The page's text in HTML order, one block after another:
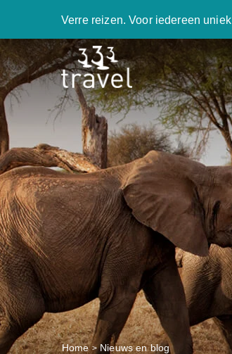
Verre reizen. Voor iedereen uniek.
Home Nieuws en blog